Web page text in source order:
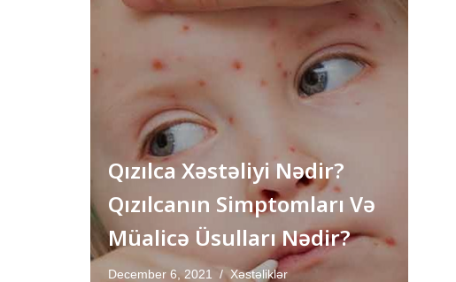
Qızılca Xəstəliyi Nədir?
Qızılcanın Simptomları Və
Müalicə Üsulları Nədir?
December 6, 2021 Xəstəliklər